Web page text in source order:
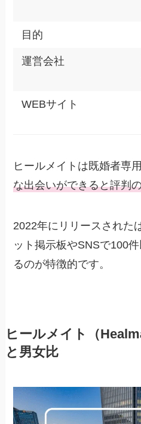
目的
運営会社
WEBサイト
ヒールメイトは既婚者専
な出会いができると評判
2022年にリリースされた
ット掲示板やSNSで100
るのが特徴的です。
ヒールメイト（
と男女比